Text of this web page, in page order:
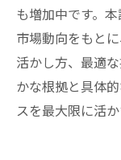
も増加中です。
市場動向をもと
活かし方、最適
かな根拠と具体
スを最大限に活